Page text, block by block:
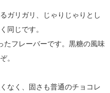
ガリガリ、じゃりじゃりとし
同じです。
たフレーバーです。黒糖の風味
。
なく、固さも普通のチョコレ